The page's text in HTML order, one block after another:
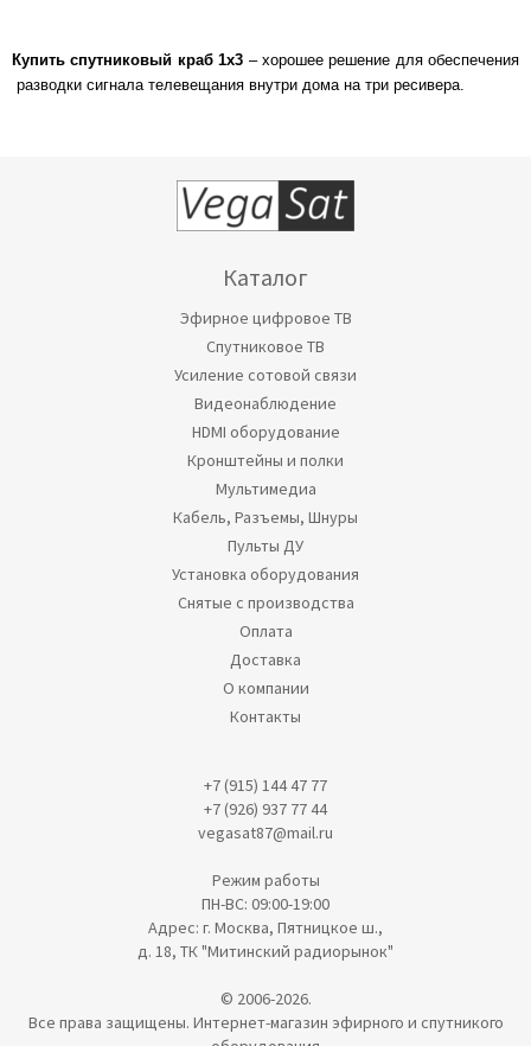
Купить спутниковый краб 1х3 – хорошее решение для обеспечения
разводки сигнала телевещания внутри дома на три ресивера.
Каталог
Эфирное цифровое ТВ
Спутниковое ТВ
Усиление сотовой связи
Видеонаблюдение
HDMI оборудование
Кронштейны и полки
Мультимедиа
Кабель, Разъемы, Шнуры
Пульты ДУ
Установка оборудования
Снятые с производства
Оплата
Доставка
О компании
Контакты
+7 (915) 144 47 77
+7 (926) 937 77 44
vegasat87@mail.ru
Режим работы
ПН-ВС: 09:00-19:00
Адрес: г. Москва, Пятницкое ш.,
д. 18, ТК "Митинский радиорынок"
© 2006-2026.
Все права защищены. Интернет-магазин эфирного и спутникого